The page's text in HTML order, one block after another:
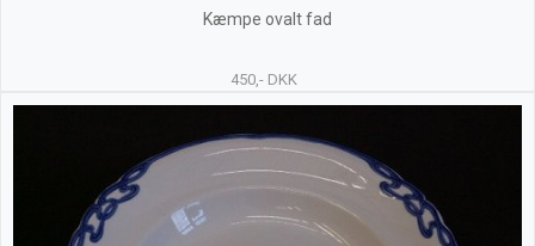
Kæmpe ovalt fad
450,- DKK